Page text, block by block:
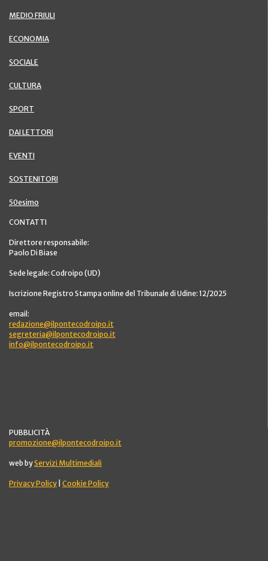
MEDIO FRIULI
ECONOMIA
SOCIALE
CULTURA
SPORT
DAI LETTORI
EVENTI
SOSTENITORI
50esimo
CONTATTI
Direttore responsabile:
Paolo Di Biase
Sede legale: Codroipo (UD)
Iscrizione Registro Stampa online del Tribunale di Udine: 12/2025
email:
redazione@ilpontecodroipo.it
segreteria@ilpontecodroipo.it
info@ilpontecodroipo.it
PUBBLICITÀ
promozione@ilpontecodroipo.it
web byServizi Multimediali
Privacy Policy Cookie Policy